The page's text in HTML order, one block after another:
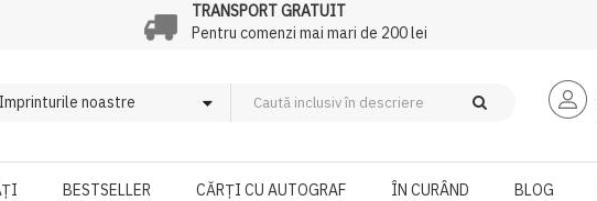
TRANSPORT GRATUIT
Pentru comenzi mai mari de 200 lei
BESTSELLER CĂRȚI CU AUTOGRAF ÎN CURÂND BLOG